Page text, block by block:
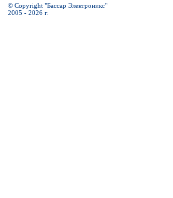
© Copyright "Бассар Электроникс"
2005 - 2026 г.